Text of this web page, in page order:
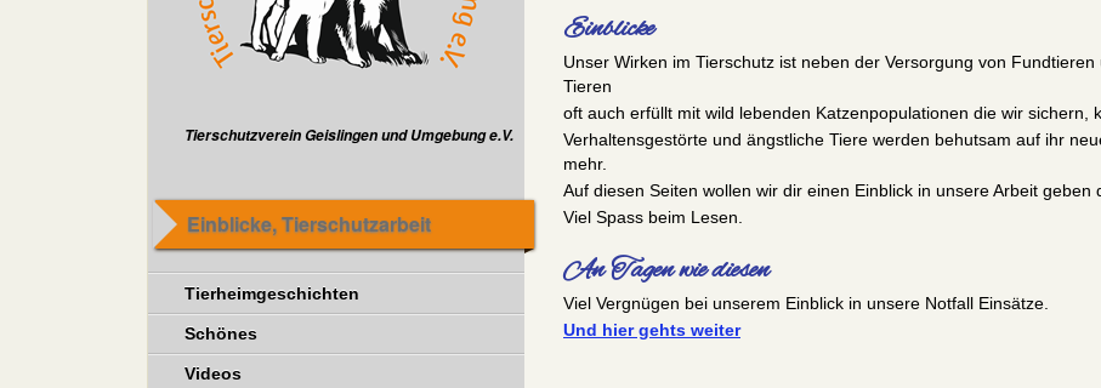
Tierschutzverein Geislingen und Umgebung e.V.
Einblicke, Tierschutzarbeit
Tierheimgeschichten
Schönes
Videos
Einblicke
Unser Wirken im Tierschutz ist neben der Versorgung von
Tieren
oft auch erfüllt mit wild lebenden Katzenpopulationen die wir sichern,
Verhaltensgestörte und ängstliche Tiere werden behutsam auf ihr
mehr.
Auf diesen Seiten wollen wir dir einen Einblick in unsere Arbeit geben
Viel Spass beim Lesen.
An Tagen wie diesen
Viel Vergnügen bei unserem Einblick in unsere Notfall Einsätze.
Und hier gehts weiter